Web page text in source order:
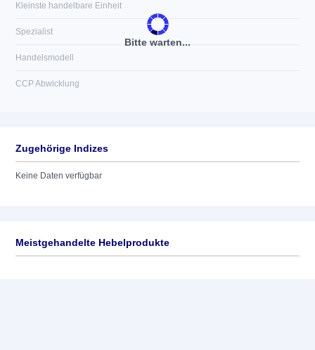
Bitte warten...
Kleinste handelbare Einheit
Spezialist
Handelsmodell
CCP Abwicklung
Zugehörige Indizes
Keine Daten verfügbar
Meistgehandelte Hebelprodukte